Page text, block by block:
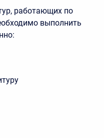
работающих по
выполнить